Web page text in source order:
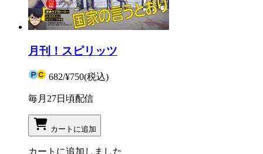
月刊！スピリッツ
682/¥750(税込)
毎月27日頃配信
カートに追加
カートに追加しました